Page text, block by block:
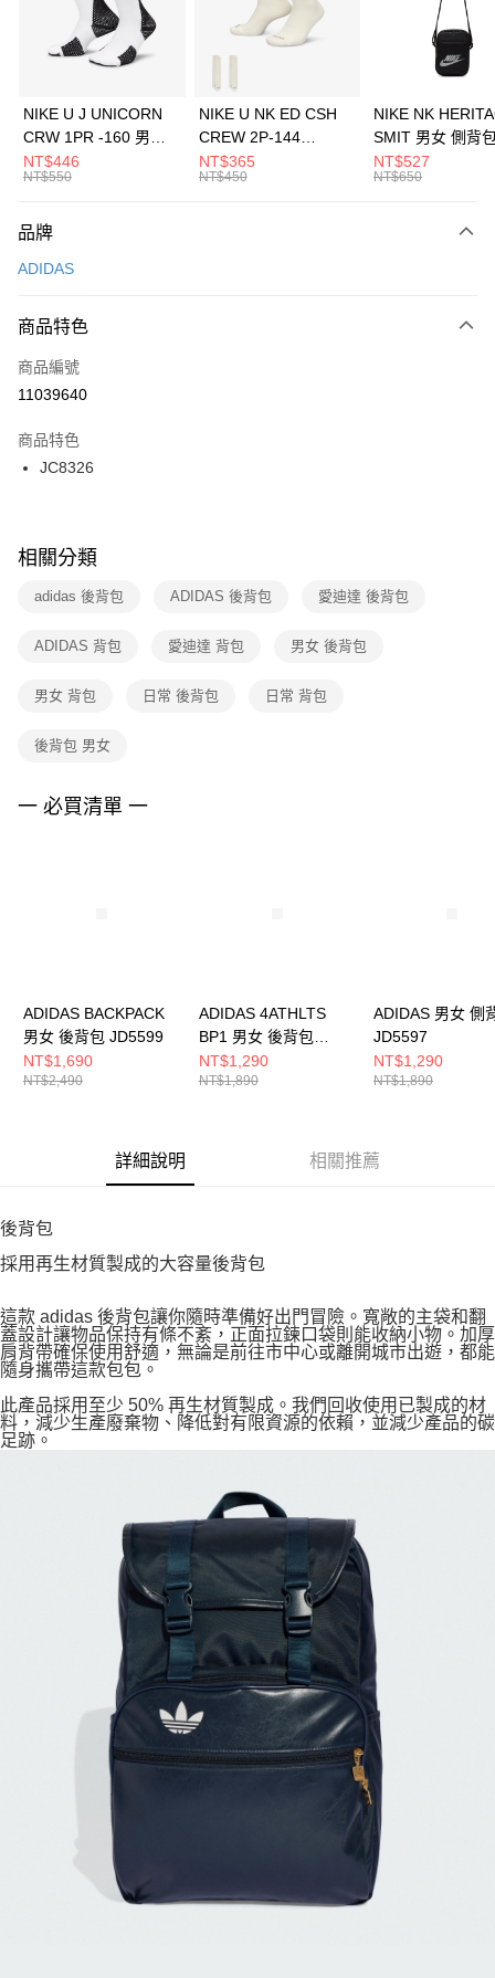
合作金庫商業銀行
第一商業銀行
華南商業銀行
彰化商業銀行
上海商業儲蓄銀行
元大商業銀行
台灣樂天信用卡公司
Apple Pay
全盈+PAY
AFTEE先享後付
【關於「AFTEE先享後付」】
便利好安心！
３．安心：先確認商品／服務後，再付款。
【「AFTEE先享後付」結帳流程】
１．於結帳方式選擇「AFTEE先享後付」後，將跳轉至「AFTEE先享後付」
２．訂單成立數日內，您將收到繳費通知簡訊。
３．收到繳費通知簡訊後14天內，點擊此簡訊中的連結，可透過四大超商／
ATM／網路銀行／等多元方式進行付款，方視為交易完成。
※ 交易是否成功請以「AFTEE先享後付 」之結帳頁面顯示為準，若有關於
是否繳費成功／繳費後需取消欲退款等相關疑問，請聯繫「AFTEE先享後付
客戶支援中心」https://netprotections.freshdesk.com/support/home
１．透過由恩沛科技股份有限公司提供之「AFTEE先享後付」服務完成之交
權轉讓予恩沛科技股份有限公司。
３．未成年的使用者請事先徵得法定代理人或監護人之同意方可使用
４．使用「AFTEE先享後付」時，將依據個別帳號之用戶狀況，依本公司即
運送方式
每筆NT$100，滿NT$1,500(含以上)免運費
宅配
每筆NT$100，滿NT$1,500(含以上)免運費
付款後門市自取
每筆NT$100，滿NT$1,500(含以上)免運費
NIKE U J UNICORN
CRW 1PR -160 男女
中統襪 FZ3393100
NT$446
NT$550
NIKE U NK ED CSH
CREW 2P-144
EMBRDY 男女 短統襪
FZ3073133
NT$365
NT$450
NIKE NK
SMIT 男女 側背
BA5871010
NT$527
NT$650
品牌
ADIDAS
商品特色
商品編號
11039640
商品特色
JC8326
相關分類
adidas 後背包 ADIDAS 後背包 愛迪達 後背包
ADIDAS 背包 愛迪達 背包 男女 後背包
男女 背包 日常 後背包 日常 背包
後背包 男女
一 必買清單 一
ADIDAS BACKPACK
男女 後背包 JD5599
NT$1,690
NT$2,490
ADIDAS 4ATHLTS
BP1 男女 後背包
JL6155
NT$1,290
NT$1,890
ADIDAS 男女 側
JD5597
NT$1,290
NT$1,890
詳細說明 相關推薦
後背包
採用再生材質製成的大容量後背包
這款 adidas 後背包讓你隨時準備好出門冒險。寬敞的主袋和翻
蓋設計讓物品保持有條不紊，正面拉鍊口袋則能收納小物。加厚
肩背帶確保使用舒適，無論是前往市中心或離開城市出遊，都能
隨身攜帶這款包包。
此產品採用至少 50% 再生材質製成。我們回收使用已製成的材
料，減少生產廢棄物、降低對有限資源的依賴，並減少產品的碳
足跡。